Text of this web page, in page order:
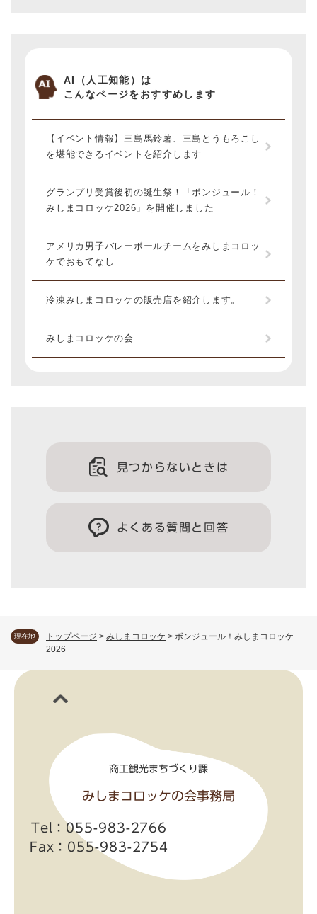
現在地 トップページ > みしまコロッケ > ボンジュール！みしまコロッケ
2026
AI（人工知能）は
こんなページをおすすめします
【イベント情報】三島馬鈴薯、三島とうもろこし
を堪能できるイベントを紹介します
グランプリ受賞後初の誕生祭！「ボンジュール！
みしまコロッケ2026」を開催しました
アメリカ男子バレーボールチームをみしまコロッ
ケでおもてなし
冷凍みしまコロッケの販売店を紹介します。
みしまコロッケの会
見つからないときは
よくある質問と回答
商工観光まちづくり課
みしまコロッケの会事務局
Tel：055-983-2766
Fax：055-983-2754